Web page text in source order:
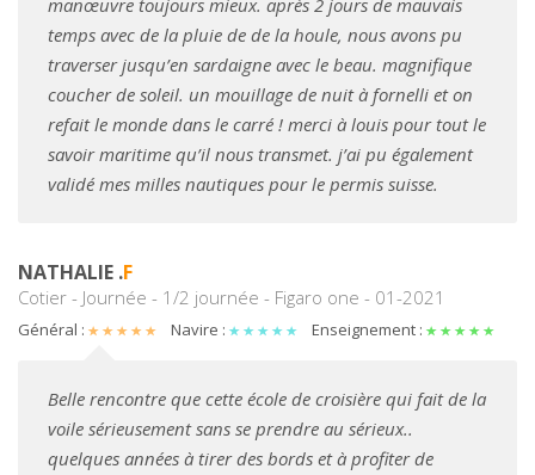
manœuvre toujours mieux. après 2 jours de mauvais
temps avec de la pluie de de la houle, nous avons pu
traverser jusqu’en sardaigne avec le beau. magnifique
coucher de soleil. un mouillage de nuit à fornelli et on
refait le monde dans le carré ! merci à louis pour tout le
savoir maritime qu’il nous transmet. j’ai pu également
validé mes milles nautiques pour le permis suisse.
NATHALIE .F
Cotier - Journée - 1/2 journée - Figaro one - 01-2021
Général : Navire : Enseignement :
Belle rencontre que cette école de croisière qui fait de la
voile sérieusement sans se prendre au sérieux..
quelques années à tirer des bords et à profiter de